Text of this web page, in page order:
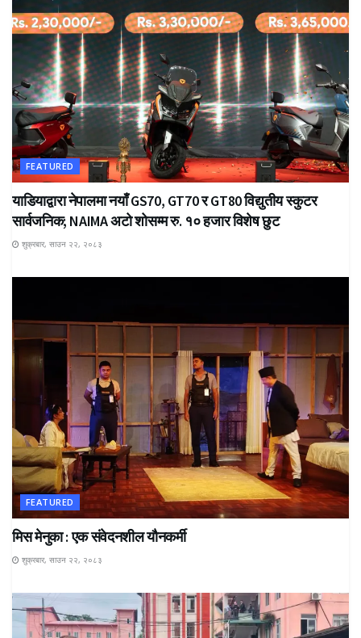
FEATURED
याडियाद्वारा नेपालमा नयाँ GS70, GT70 र GT80 विद्युतीय स्कुटर
सार्वजनिक; NAIMA अटो शोसम्म रु. १० हजार विशेष छुट
शुक्रबार, साउन २२, २०८३
FEATURED
मिस मेनुका : एक संवेदनशील यौनकर्मी
शुक्रबार, साउन २२, २०८३